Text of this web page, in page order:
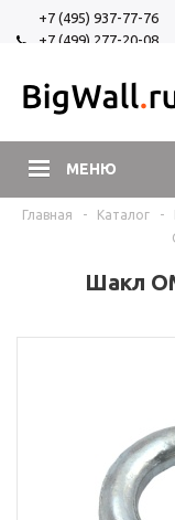
+7 (495) 937-77-76
+7 (499) 277-20-08
МЕНЮ
Главная - Каталог -
Шакл